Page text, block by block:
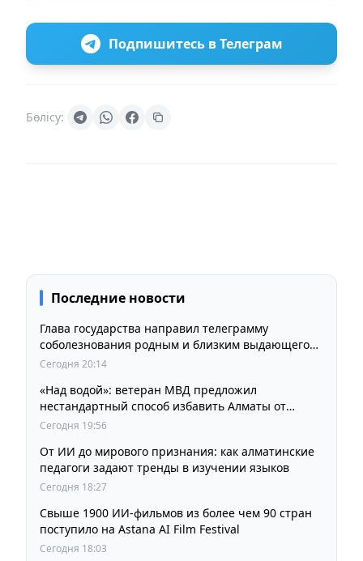
Подпишитесь в Телеграм
Бөлісу:
Последние новости
Глава государства направил телеграмму
соболезнования родным и близким выдающегося
кинорежиссера Ардака Амиркулова
Сегодня 20:14
«Над водой»: ветеран МВД предложил
нестандартный способ избавить Алматы от
пробок и смога
Сегодня 19:56
От ИИ до мирового признания: как алматинские
педагоги задают тренды в изучении языков
Сегодня 18:27
Свыше 1900 ИИ-фильмов из более чем 90 стран
поступило на Astana AI Film Festival
Сегодня 18:03